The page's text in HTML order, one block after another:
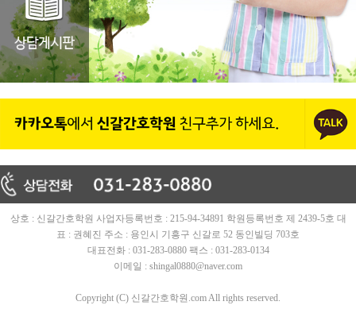
상호 : 신갈간호학원 사업자등록번호 : 215-94-34891 학원등록번호 제 2439-5호 대
표 : 권혜진 주소 : 용인시 기흥구 신갈로 52 동인빌딩 703호
대표전화 : 031-283-0880 팩스 : 031-283-0134
이메일 : shingal0880@naver.com
Copyright (C) 신갈간호학원.com All rights reserved.